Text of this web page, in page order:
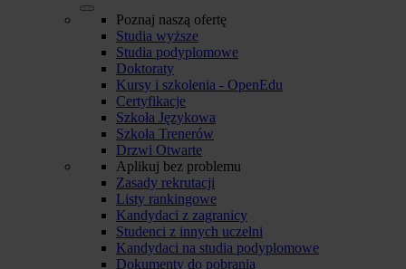
Poznaj naszą ofertę
Studia wyższe
Studia podyplomowe
Doktoraty
Kursy i szkolenia - OpenEdu
Certyfikacje
Szkoła Językowa
Szkoła Trenerów
Drzwi Otwarte
Aplikuj bez problemu
Zasady rekrutacji
Listy rankingowe
Kandydaci z zagranicy
Studenci z innych uczelni
Kandydaci na studia podyplomowe
Dokumenty do pobrania